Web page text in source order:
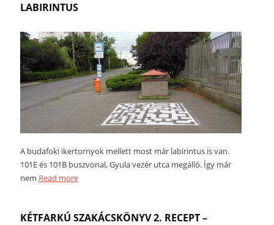
LABIRINTUS
A budafoki ikertornyok mellett most már labirintus is van.
101E és 101B buszvonal, Gyula vezér utca megálló. Így már
nem Read more
KÉTFARKÚ SZAKÁCSKÖNYV 2. RECEPT –